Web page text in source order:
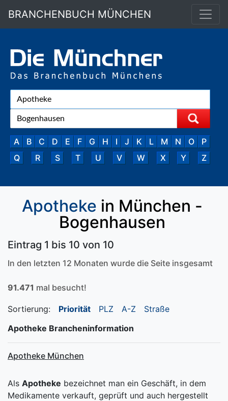
BRANCHENBUCH MÜNCHEN
A B C D E F G H I J K L M N O
P
Q
R S T U V W X Y Z
Apotheke in München -
Bogenhausen
Eintrag 1 bis 10 von 10
In den letzten 12 Monaten wurde die Seite insgesamt
91.471 mal besucht!
Sortierung: Priorität PLZ A-Z
Straße
Apotheke Brancheninformation
Apotheke München
Als Apotheke bezeichnet man ein Geschäft, in dem
Medikamente verkauft, geprüft und auch hergestellt